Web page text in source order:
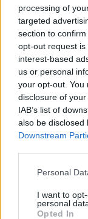
processing of
targeted
section to
opt-out request
interest-based
us or personal
your opt-out. You
disclosure of
IAB’s list of
also be disclosed
Downstream
Personal
I want to
personal
Opted In
Plug-in Hibrid autó
Globális